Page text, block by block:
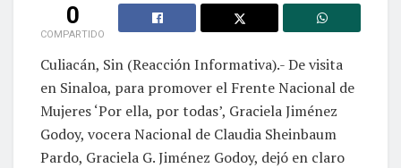
0
COMPARTIDO
Culiacán, Sin (Reacción Informativa).- De visita
en Sinaloa, para promover el Frente Nacional de
Mujeres ‘Por ella, por todas’, Graciela Jiménez
Godoy, vocera Nacional de Claudia Sheinbaum
Pardo, Graciela G. Jiménez Godoy, dejó en claro